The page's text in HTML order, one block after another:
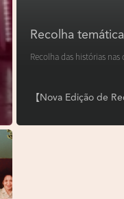
Recolha temática
Recolha das histórias
【Nova Edição de